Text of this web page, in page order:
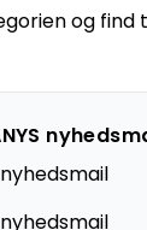
og